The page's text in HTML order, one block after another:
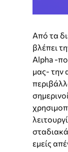
Από τα
βλέπει
Alpha -
μας- την
εμείς